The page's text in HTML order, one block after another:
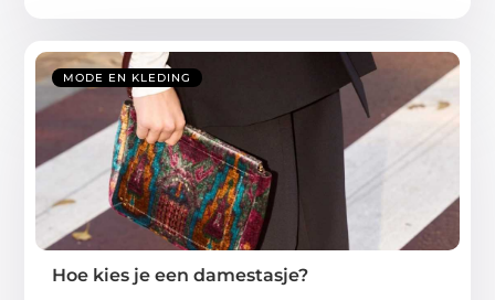
MODE EN KLEDING
Hoe kies je een damestasje?